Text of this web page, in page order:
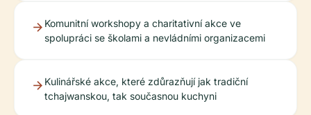
Komunitní workshopy a charitativní akce ve
spolupráci se školami a nevládními organizacemi
Kulinářské akce, které zdůrazňují jak tradiční
tchajwanskou, tak současnou kuchyni